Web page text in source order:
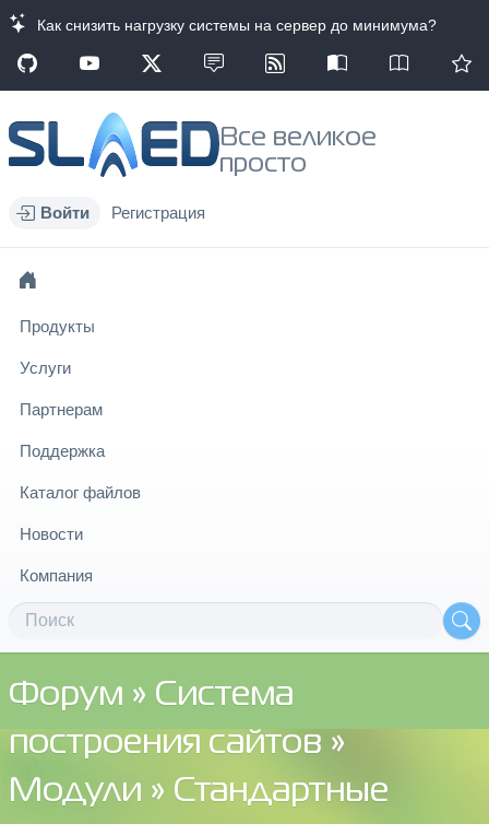
Как снизить нагрузку системы на сервер до минимума?
Все великое
просто
Войти Регистрация
Продукты
Услуги
Партнерам
Поддержка
Каталог файлов
Новости
Компания
Форум » Система
построения сайтов »
Модули » Стандартные